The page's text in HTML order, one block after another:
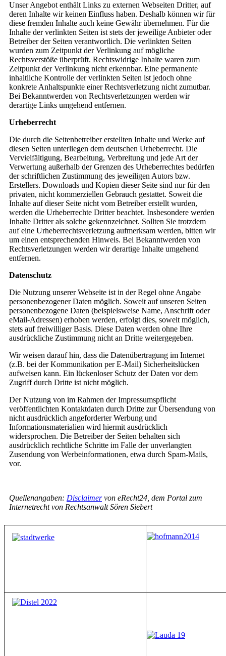
Unser Angebot enthält Links zu externen Webseiten Dritter, auf
deren Inhalte wir keinen Einfluss haben. Deshalb können wir für
diese fremden Inhalte auch keine Gewähr übernehmen. Für die
Inhalte der verlinkten Seiten ist stets der jeweilige Anbieter oder
Betreiber der Seiten verantwortlich. Die verlinkten Seiten
wurden zum Zeitpunkt der Verlinkung auf mögliche
Rechtsverstöße überprüft. Rechtswidrige Inhalte waren zum
Zeitpunkt der Verlinkung nicht erkennbar. Eine permanente
inhaltliche Kontrolle der verlinkten Seiten ist jedoch ohne
konkrete Anhaltspunkte einer Rechtsverletzung nicht zumutbar.
Bei Bekanntwerden von Rechtsverletzungen werden wir
derartige Links umgehend entfernen.
Urheberrecht
Die durch die Seitenbetreiber erstellten Inhalte und Werke auf
diesen Seiten unterliegen dem deutschen Urheberrecht. Die
Vervielfältigung, Bearbeitung, Verbreitung und jede Art der
Verwertung außerhalb der Grenzen des Urheberrechtes bedürfen
der schriftlichen Zustimmung des jeweiligen Autors bzw.
Erstellers. Downloads und Kopien dieser Seite sind nur für den
privaten, nicht kommerziellen Gebrauch gestattet. Soweit die
Inhalte auf dieser Seite nicht vom Betreiber erstellt wurden,
werden die Urheberrechte Dritter beachtet. Insbesondere werden
Inhalte Dritter als solche gekennzeichnet. Sollten Sie trotzdem
auf eine Urheberrechtsverletzung aufmerksam werden, bitten wir
um einen entsprechenden Hinweis. Bei Bekanntwerden von
Rechtsverletzungen werden wir derartige Inhalte umgehend
entfernen.
Datenschutz
Die Nutzung unserer Webseite ist in der Regel ohne Angabe
personenbezogener Daten möglich. Soweit auf unseren Seiten
personenbezogene Daten (beispielsweise Name, Anschrift oder
eMail-Adressen) erhoben werden, erfolgt dies, soweit möglich,
stets auf freiwilliger Basis. Diese Daten werden ohne Ihre
ausdrückliche Zustimmung nicht an Dritte weitergegeben.
Wir weisen darauf hin, dass die Datenübertragung im Internet
(z.B. bei der Kommunikation per E-Mail) Sicherheitslücken
aufweisen kann. Ein lückenloser Schutz der Daten vor dem
Zugriff durch Dritte ist nicht möglich.
Der Nutzung von im Rahmen der Impressumspflicht
veröffentlichten Kontaktdaten durch Dritte zur Übersendung von
nicht ausdrücklich angeforderter Werbung und
Informationsmaterialien wird hiermit ausdrücklich
widersprochen. Die Betreiber der Seiten behalten sich
ausdrücklich rechtliche Schritte im Falle der unverlangten
Zusendung von Werbeinformationen, etwa durch Spam-Mails,
vor.
Quellenangaben: Disclaimervon eRecht24, dem Portal zum
Internetrecht von Rechtsanwalt Sören Siebert